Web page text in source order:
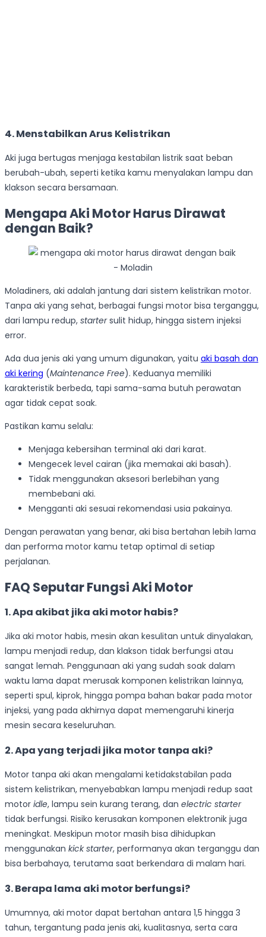
4. Menstabilkan Arus Kelistrikan
Aki juga bertugas menjaga kestabilan listrik saat beban
berubah-ubah, seperti ketika kamu menyalakan lampu dan
klakson secara bersamaan.
Mengapa Aki Motor Harus Dirawat
dengan Baik?
Moladiners, aki adalah jantung dari sistem kelistrikan motor.
Tanpa aki yang sehat, berbagai fungsi motor bisa terganggu,
dari lampu redup, startersulit hidup, hingga sistem injeksi
error.
Ada dua jenis aki yang umum digunakan, yaitu aki basah dan
aki kering (Maintenance Free). Keduanya memiliki
karakteristik berbeda, tapi sama-sama butuh perawatan
agar tidak cepat soak.
Pastikan kamu selalu:
Menjaga kebersihan terminal aki dari karat.
Mengecek level cairan (jika memakai aki basah).
Tidak menggunakan aksesori berlebihan yang
membebani aki.
Mengganti aki sesuai rekomendasi usia pakainya.
Dengan perawatan yang benar, aki bisa bertahan lebih lama
dan performa motor kamu tetap optimal di setiap
perjalanan.
FAQ Seputar Fungsi Aki Motor
1. Apa akibat jika aki motor habis?
Jika aki motor habis, mesin akan kesulitan untuk dinyalakan,
lampu menjadi redup, dan klakson tidak berfungsi atau
sangat lemah. Penggunaan aki yang sudah soak dalam
waktu lama dapat merusak komponen kelistrikan lainnya,
seperti spul, kiprok, hingga pompa bahan bakar pada motor
injeksi, yang pada akhirnya dapat memengaruhi kinerja
mesin secara keseluruhan.
2. Apa yang terjadi jika motor tanpa aki?
Motor tanpa aki akan mengalami ketidakstabilan pada
sistem kelistrikan, menyebabkan lampu menjadi redup saat
motor idle, lampu sein kurang terang, dan electric starter
tidak berfungsi. Risiko kerusakan komponen elektronik juga
meningkat. Meskipun motor masih bisa dihidupkan
menggunakan kick starter, performanya akan terganggu dan
bisa berbahaya, terutama saat berkendara di malam hari.
3. Berapa lama aki motor berfungsi?
Umumnya, aki motor dapat bertahan antara 1,5 hingga 3
tahun, tergantung pada jenis aki, kualitasnya, serta cara